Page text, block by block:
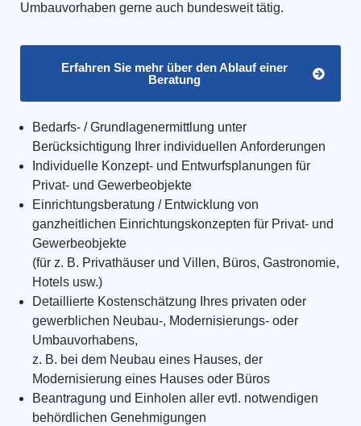
Umbauvorhaben gerne auch bundesweit tätig.
Erfahren Sie mehr über den Ablauf einer
Beratung
Bedarfs- / Grundlagenermittlung unter
Berücksichtigung Ihrer individuellen Anforderungen
Individuelle Konzept- und Entwurfsplanungen für
Privat- und Gewerbeobjekte
Einrichtungsberatung / Entwicklung von
ganzheitlichen Einrichtungskonzepten für Privat- und
Gewerbeobjekte
(für z. B. Privathäuser und Villen, Büros, Gastronomie,
Hotels usw.)
Detaillierte Kostenschätzung Ihres privaten oder
gewerblichen Neubau-, Modernisierungs- oder
Umbauvorhabens,
z. B. bei dem Neubau eines Hauses, der
Modernisierung eines Hauses oder Büros
Beantragung und Einholen aller evtl. notwendigen
behördlichen Genehmigungen